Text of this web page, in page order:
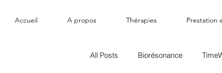
Accueil A propos Thérapies Prestation
All Posts Biorésonance